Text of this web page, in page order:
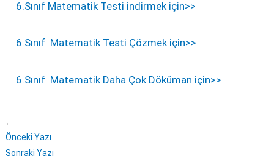
6.Sınıf Matematik Testi indirmek için>>
6.Sınıf Matematik Testi Çözmek için>>
6.Sınıf Matematik Daha Çok Döküman için>>
←
Önceki Yazı
Sonraki Yazı